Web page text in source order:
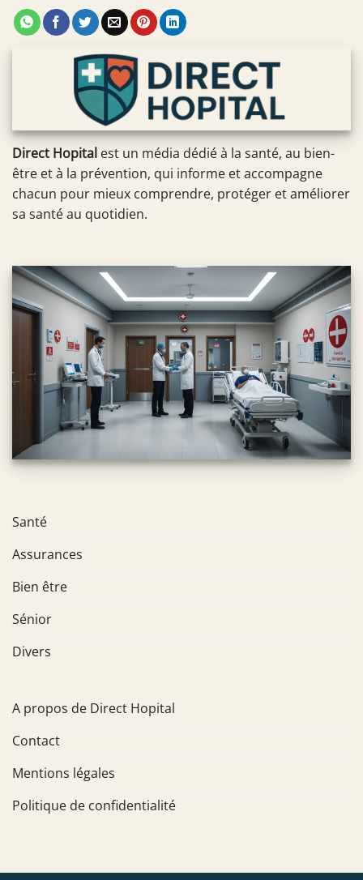
Direct Hopital est un média dédié à la santé, au bien-
être et à la prévention, qui informe et accompagne
chacun pour mieux comprendre, protéger et améliorer
sa santé au quotidien.
Santé
Assurances
Bien être
Sénior
Divers
A propos de Direct Hopital
Contact
Mentions légales
Politique de confidentialité